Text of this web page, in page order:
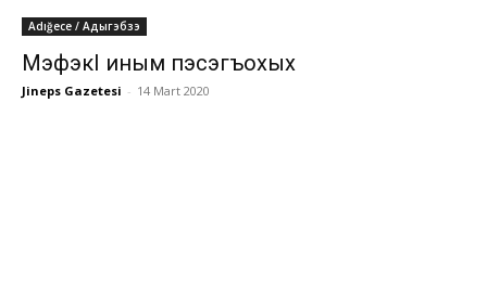
Adığece / Адыгэбзэ
МэфэкI иным пэсэгъохых
Jineps Gazetesi - 14 Mart 2020